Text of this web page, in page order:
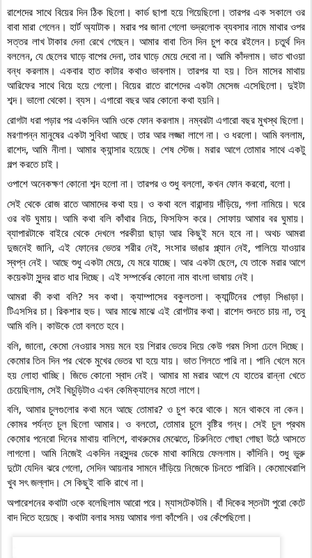
রাশেদের সাথে বিয়ের দিন ঠিক ছিলো। কার্ড ছাপা হয়ে গিয়েছিলো। তারপর এক সকালে ওর
বাবা মারা গেলেন। হার্ট অ্যাটাক। মরার পর জানা গেলো ভদ্রলোক ব্যবসার নামে মাথার ওপর
সত্তর লাখ টাকার দেনা রেখে গেছেন। আমার বাবা তিন দিন চুপ করে রইলেন। চতুর্থ দিন
বললেন, যে ছেলের ঘাড়ে বাপের দেনা, তার ঘাড়ে মেয়ে দেবো না। আমি কাঁদলাম। ভাত খাওয়া
বন্ধ করলাম। একবার হাত কাটার কথাও ভাবলাম। তারপর যা হয়। তিন মাসের মাথায়
আরিফের সাথে বিয়ে হয়ে গেলো। বিয়ের রাতে রাশেদের একটা মেসেজ এসেছিলো। দুইটা
শব্দ। ভালো থেকো। ব্যস। এগারো বছর আর কোনো কথা হয়নি।
রোগটা ধরা পড়ার পর একদিন আমি ওকে ফোন করলাম। নম্বরটা এগারো বছর মুখস্থ ছিলো।
মরণাপন্ন মানুষের একটা সুবিধা আছে। তার আর লজ্জা লাগে না। ও ধরলো। আমি বললাম,
রাশেদ, আমি নীলা। আমার ক্যান্সার হয়েছে। শেষ স্টেজ। মরার আগে তোমার সাথে একটু
গল্প করতে চাই।
ওপাশে অনেকক্ষণ কোনো শব্দ হলো না। তারপর ও শুধু বললো, কখন ফোন করবো, বলো।
সেই থেকে রোজ রাতে আমাদের কথা হয়। ও কথা বলে বারান্দায় দাঁড়িয়ে, গলা নামিয়ে। ঘরে
ওর বউ ঘুমায়। আমি কথা বলি কাঁথার নিচে, ফিসফিস করে। সোফায় আমার বর ঘুমায়।
ব্যাপারটাকে বাইরে থেকে দেখলে পরকীয়া ছাড়া আর কিছুই মনে হবে না। অথচ আমরা
দুজনেই জানি, এই ফোনের ভেতর শরীর নেই, সংসার ভাঙার প্ল্যান নেই, পালিয়ে যাওয়ার
স্বপ্ন নেই। আছে শুধু একটা মেয়ে, যে মরে যাচ্ছে। আর একটা ছেলে, যে তাকে মরার আগে
কয়েকটা সুন্দর রাত ধার দিচ্ছে। এই সম্পর্কের কোনো নাম বাংলা ভাষায় নেই।
আমরা কী কথা বলি? সব কথা। ক্যাম্পাসের বকুলতলা। ক্যান্টিনের পোড়া সিঙাড়া।
টিএসসির চা। রিকশার হুড। আর মাঝে মাঝে এই রোগটার কথা। রাশেদ শুনতে চায় না, তবু
আমি বলি। কাউকে তো বলতে হবে।
বলি, জানো, কেমো নেওয়ার সময় মনে হয় শিরার ভেতর দিয়ে কেউ গরম সিসা ঢেলে দিচ্ছে।
কেমোর তিন দিন পর থেকে মুখের ভেতর ঘা হয়ে যায়। ভাত গিলতে পারি না। পানি খেলে মনে
হয় লোহা খাচ্ছি। জিভে কোনো স্বাদ নেই। আমার মা মরার আগে যে হাতের রান্না খেতে
চেয়েছিলাম, সেই খিচুড়িটাও এখন কেমিক্যালের মতো লাগে।
বলি, আমার চুলগুলোর কথা মনে আছে তোমার? ও চুপ করে থাকে। মনে থাকবে না কেন।
কোমর পর্যন্ত চুল ছিলো আমার। ও বলতো, তোমার চুলে বৃষ্টির গন্ধ। সেই চুল প্রথম
কেমোর পনেরো দিনের মাথায় বালিশে, বাথরুমের মেঝেতে, চিরুনিতে গোছা গোছা উঠে আসতে
লাগলো। আমি নিজেই একদিন নরসুন্দর ডেকে মাথা কামিয়ে ফেললাম। কাঁদিনি। শুধু ভুরু
দুটো যেদিন ঝরে গেলো, সেদিন আয়নার সামনে দাঁড়িয়ে নিজেকে চিনতে পারিনি। কেমোথেরাপি
খুব সৎ জল্লাদ। সে কিছুই বাকি রাখে না।
অপারেশনের কথাটা ওকে বলেছিলাম আরো পরে। ম্যাসটেকটমি। বাঁ দিকের স্তনটা পুরো কেটে
বাদ দিতে হয়েছে। কথাটা বলার সময় আমার গলা কাঁপেনি। ওর কেঁপেছিলো।